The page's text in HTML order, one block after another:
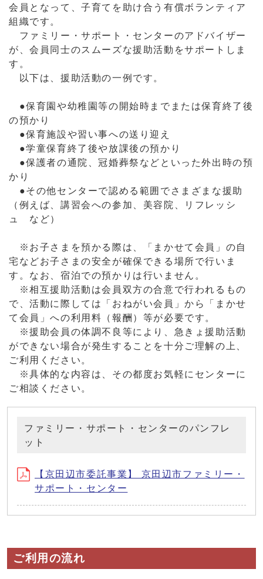
会員となって、子育てを助け合う有償ボランティア
組織です。
ファミリー・サポート・センターのアドバイザー
が、会員同士のスムーズな援助活動をサポートしま
す。
以下は、援助活動の一例です。
●保育園や幼稚園等の開始時までまたは保育終了後
の預かり
●保育施設や習い事への送り迎え
●学童保育終了後や放課後の預かり
●保護者の通院、冠婚葬祭などといった外出時の預
かり
●その他センターで認める範囲でさまざまな援助
（例えば、講習会への参加、美容院、リフレッシ
ュ など）
※お子さまを預かる際は、「まかせて会員」の自
宅などお子さまの安全が確保できる場所で行いま
す。なお、宿泊での預かりは行いません。
※相互援助活動は会員双方の合意で行われるもの
で、活動に際しては「おねがい会員」から「まかせ
て会員」への利用料（報酬）等が必要です。
※援助会員の体調不良等により、急きょ援助活動
ができない場合が発生することを十分ご理解の上、
ご利用ください。
※具体的な内容は、その都度お気軽にセンターに
ご相談ください。
ファミリー・サポート・センターのパンフレ
ット
【京田辺市委託事業】 京田辺市ファミリー・
サポート・センター
ご利用の流れ